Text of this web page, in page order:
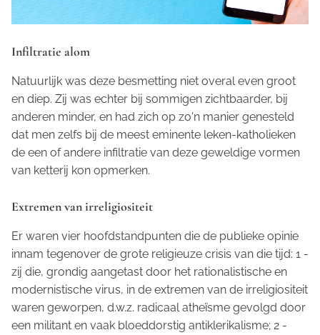
Infiltratie alom
Natuurlijk was deze besmetting niet overal even groot
en diep. Zij was echter bij sommigen zichtbaarder, bij
anderen minder, en had zich op zo'n manier genesteld
dat men zelfs bij de meest eminente leken-katholieken
de een of andere infiltratie van deze geweldige vormen
van ketterij kon opmerken.
Extremen van irreligiositeit
Er waren vier hoofdstandpunten die de publieke opinie
innam tegenover de grote religieuze crisis van die tijd: 1 -
zij die, grondig aangetast door het rationalistische en
modernistische virus, in de extremen van de irreligiositeit
waren geworpen, d.w.z. radicaal atheïsme gevolgd door
een militant en vaak bloeddorstig antiklerikalisme; 2 -